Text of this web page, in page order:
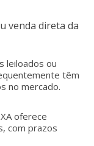
venda direta da
leiloados ou
têm
no mercado.
oferece
com prazos